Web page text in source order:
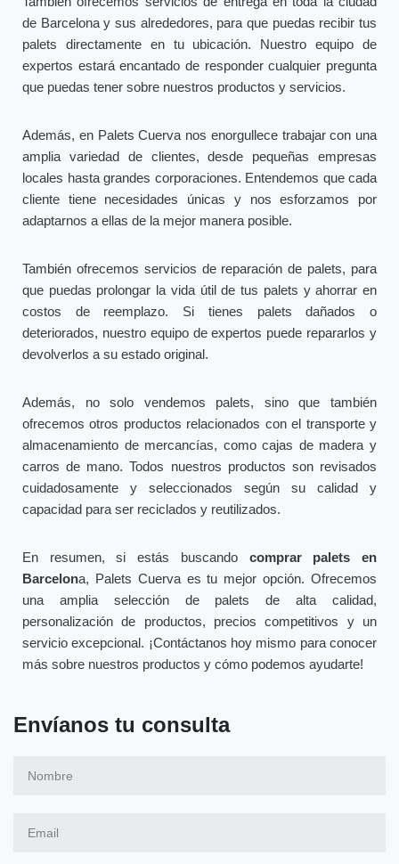
de Barcelona y sus alrededores, para que puedas recibir tus
palets directamente en tu ubicación. Nuestro equipo de
expertos estará encantado de responder cualquier pregunta
que puedas tener sobre nuestros productos y servicios.
Además, en Palets Cuerva nos enorgullece trabajar con una
amplia variedad de clientes, desde pequeñas empresas
locales hasta grandes corporaciones. Entendemos que cada
cliente tiene necesidades únicas y nos esforzamos por
adaptarnos a ellas de la mejor manera posible.
También ofrecemos servicios de reparación de palets, para
que puedas prolongar la vida útil de tus palets y ahorrar en
costos de reemplazo. Si tienes palets dañados o
deteriorados, nuestro equipo de expertos puede repararlos y
devolverlos a su estado original.
Además, no solo vendemos palets, sino que también
ofrecemos otros productos relacionados con el transporte y
almacenamiento de mercancías, como cajas de madera y
carros de mano. Todos nuestros productos son revisados
cuidadosamente y seleccionados según su calidad y
capacidad para ser reciclados y reutilizados.
En resumen, si estás buscando comprar palets en
Barcelona, Palets Cuerva es tu mejor opción. Ofrecemos
una amplia selección de palets de alta calidad,
personalización de productos, precios competitivos y un
servicio excepcional. ¡Contáctanos hoy mismo para conocer
más sobre nuestros productos y cómo podemos ayudarte!
Envíanos tu consulta